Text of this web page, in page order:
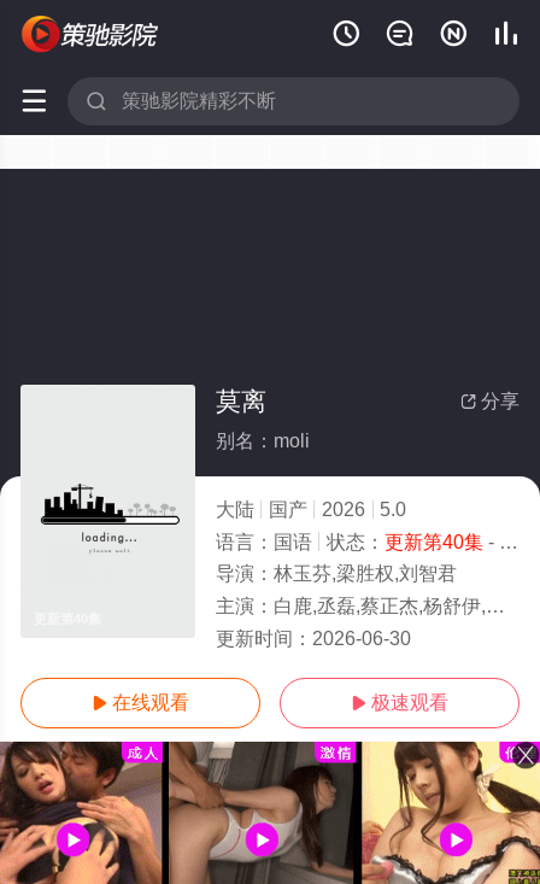
   
 
 分享
莫离
别名：moli
大陆 国产 2026
5.0
语言： 国语 状态： 更新第40集- 免费在线观看
导演： 林玉芬,梁胜权,刘智君
主演： 白鹿,丞磊,蔡正杰,杨舒伊,林沐然,董洁,宣言,张月,刘擎,邱心志
更新时间： 2026-06-30
 在线观看  极速观看